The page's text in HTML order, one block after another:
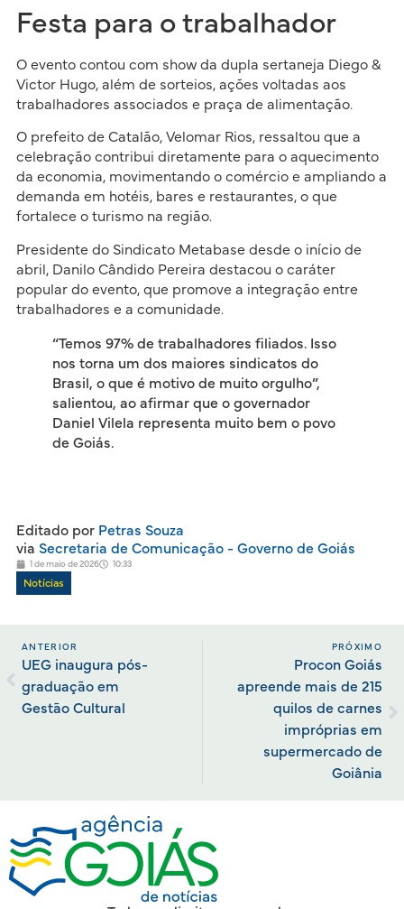
Festa para o trabalhador
O evento contou com show da dupla sertaneja Diego &
Victor Hugo, além de sorteios, ações voltadas aos
trabalhadores associados e praça de alimentação.
O prefeito de Catalão, Velomar Rios, ressaltou que a
celebração contribui diretamente para o aquecimento
da economia, movimentando o comércio e ampliando a
demanda em hotéis, bares e restaurantes, o que
fortalece o turismo na região.
Presidente do Sindicato Metabase desde o início de
abril, Danilo Cândido Pereira destacou o caráter
popular do evento, que promove a integração entre
trabalhadores e a comunidade.
“Temos 97% de trabalhadores filiados. Isso
nos torna um dos maiores sindicatos do
Brasil, o que é motivo de muito orgulho”,
salientou, ao afirmar que o governador
Daniel Vilela representa muito bem o povo
de Goiás.
Editado porPetras Souza
via Secretaria de Comunicação - Governo de Goiás
1 de maio de 2026 10:33
Notícias
ANTERIOR
UEG inaugura pós-
graduação em
Gestão Cultural
PRÓXIMO
Procon Goiás
apreende mais de 215
quilos de carnes
impróprias em
supermercado de
Goiânia